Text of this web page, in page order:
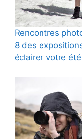
Rencontres
8 des
éclairer votre été